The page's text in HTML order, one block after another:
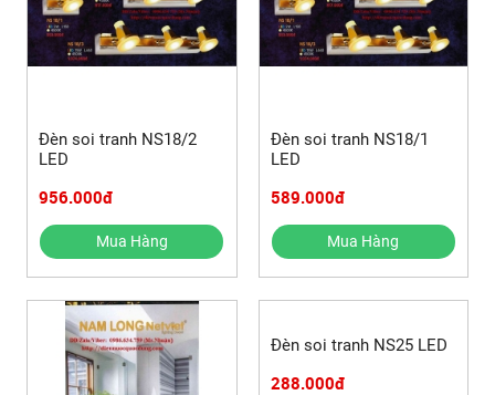
Đèn soi tranh NS18/2
LED
956.000đ
Mua Hàng
Đèn soi tranh NS18/1
LED
589.000đ
Mua Hàng
Đèn soi tranh NS25 LED
288.000đ